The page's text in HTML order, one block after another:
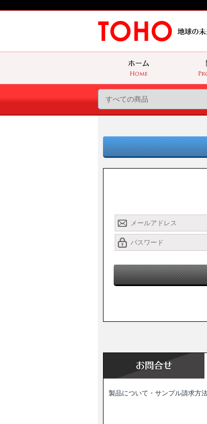
製品について・サンプル請求方